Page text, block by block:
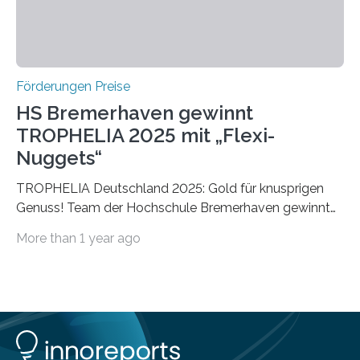
Förderungen Preise
HS Bremerhaven gewinnt
TROPHELIA 2025 mit „Flexi-
Nuggets“
TROPHELIA Deutschland 2025: Gold für knusprigen
Genuss! Team der Hochschule Bremerhaven gewinnt
ECOTROPHELIAMit der Produktidee “Flexi-Nuggets”
Studierende der Lebensmittelwissenschaften und
wurde zum 16. Mal durch den Forschungskreis der
More than 1 year ago